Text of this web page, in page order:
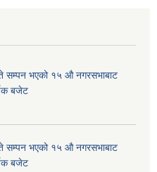
सम्पन भएको १५ ‍‍‍औ नगरसभाबाट
बजेट
सम्पन भएको १५ ‍‍‍औ नगरसभाबाट
बजेट